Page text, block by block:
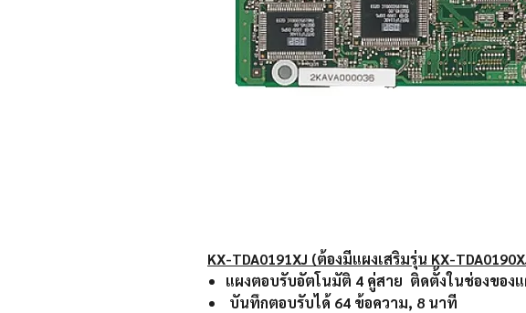
KX-TDA0191XJ (ต้องมีแผงเสริมรุ่น KX-
แผงตอบรับอัตโนมัติ 4 คู่สาย ติดตั้งในช่องของแ
บันทึกตอบรับได้ 64 ข้อความ, 8 นาที